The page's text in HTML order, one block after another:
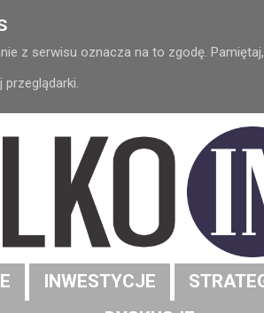
z serwisu oznacza na to zgodę.
INWESTYCJE